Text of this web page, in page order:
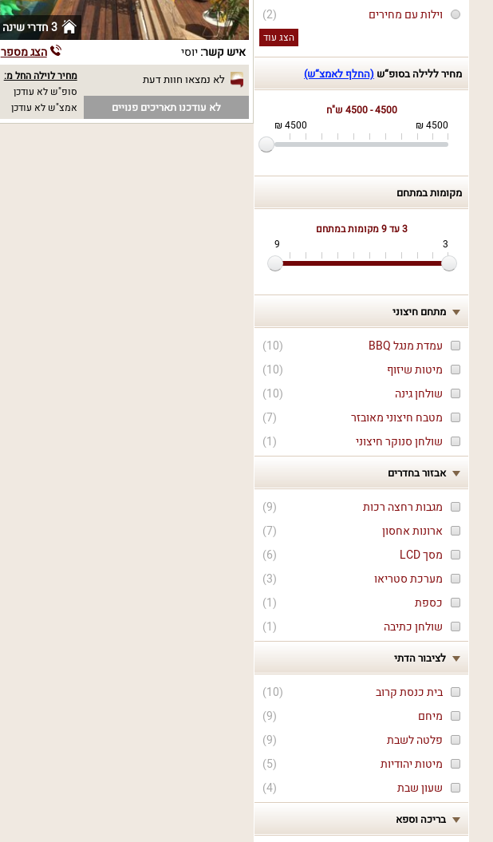
(2)
וילות עם מחירים
הצג עוד
מחיר ללילה בסופ“ש (החלף לאמצ“ש)
4500 - 4500 ש"ח
4500 ₪
4500 ₪
מקומות במתחם
3 עד 9
מקומות במתחם
3
9
מתחם חיצוני
(
10
)
עמדת מנגל BBQ
(
10
)
מיטות שיזוף
(
10
)
שולחן גינה
(
7
)
מטבח חיצוני מאובזר
(
1
) שולחן סנוקר חיצוני
אבזור בחדרים
(
9
)
מגבות רחצה רכות
(
7
)
ארונות אחסון
(
6
)
מסך LCD
(
3
)
מערכת סטריאו
(
1
)
כספת
(
1
) שולחן כתיבה
לציבור הדתי
(
10
)
בית כנסת קרוב
(
9
)
מיחם
(
9
)
פלטה לשבת
(
5
)
מיטות יהודיות
(
4
) שעון שבת
בריכה וספא
3 חדרי שינה
איש קשר:יוסי הצג מספר
לא נמצאו חוות דעת
לא עודכנו תאריכים פנויים
מחיר לוילה החל מ:
סופ"ש לא עודכן
אמצ"ש לא עודכן